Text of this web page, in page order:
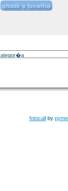
fotocall by